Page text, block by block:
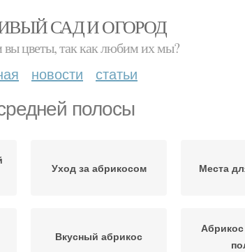
САД И ОГОРОД
вы цветы, так как любим их мы?
новости статьи
полосы
Уход за абрикосом Места
Вкусный абрикос